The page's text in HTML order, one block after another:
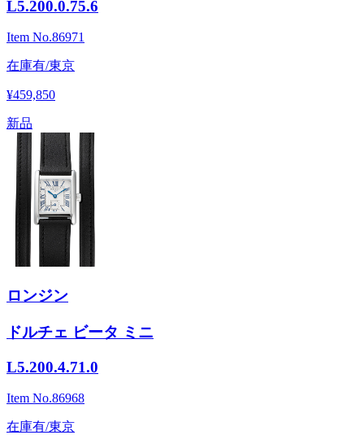
L5.200.0.75.6
Item No.86971
在庫有/東京
¥459,850
新品
ロンジン
ドルチェ ビータ ミニ
L5.200.4.71.0
Item No.86968
在庫有/東京